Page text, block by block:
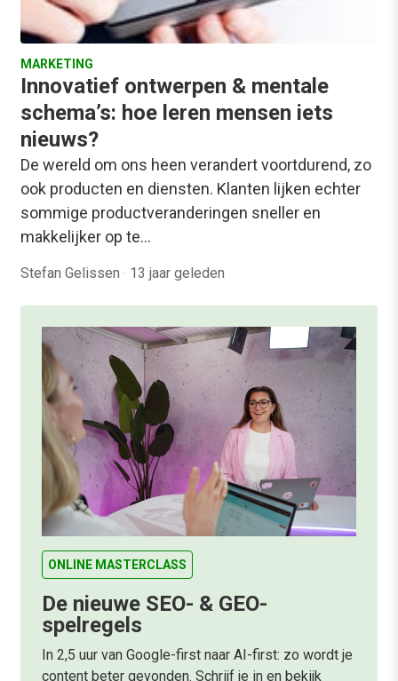
MARKETING
Innovatief ontwerpen & mentale
schema’s: hoe leren mensen iets
nieuws?
De wereld om ons heen verandert voortdurend, zo
ook producten en diensten. Klanten lijken echter
sommige productveranderingen sneller en
makkelijker op te…
Stefan Gelissen · 13 jaar geleden
ONLINE MASTERCLASS
De nieuwe SEO- & GEO-
spelregels
In 2,5 uur van Google-first naar AI-first: zo wordt je
content beter gevonden. Schrijf je in en bekijk